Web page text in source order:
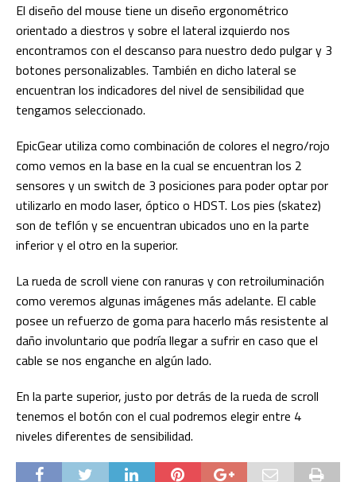
El diseño del mouse tiene un diseño ergonométrico
orientado a diestros y sobre el lateral izquierdo nos
encontramos con el descanso para nuestro dedo pulgar y 3
botones personalizables. También en dicho lateral se
encuentran los indicadores del nivel de sensibilidad que
tengamos seleccionado.
EpicGear utiliza como combinación de colores el negro/rojo
como vemos en la base en la cual se encuentran los 2
sensores y un switch de 3 posiciones para poder optar por
utilizarlo en modo laser, óptico o HDST. Los pies (skatez)
son de teflón y se encuentran ubicados uno en la parte
inferior y el otro en la superior.
La rueda de scroll viene con ranuras y con retroiluminación
como veremos algunas imágenes más adelante. El cable
posee un refuerzo de goma para hacerlo más resistente al
daño involuntario que podría llegar a sufrir en caso que el
cable se nos enganche en algún lado.
En la parte superior, justo por detrás de la rueda de scroll
tenemos el botón con el cual podremos elegir entre 4
niveles diferentes de sensibilidad.